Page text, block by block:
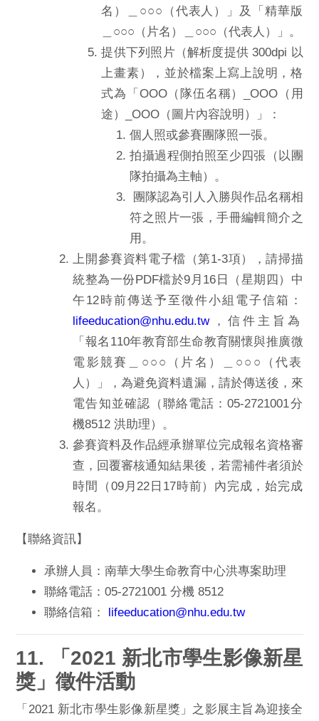
名）＿○○○（代表人）」及「精華版
＿○○○（片名）＿○○○（代表人）」。
提供下列照片（解析度提供 300dpi 以
上畫素）， 並於檔案上寫上說明，格
式為「OOO（隊伍名稱）_OOO（用
途）_OOO（圖片內容說明）」：
個人照或參賽團隊照一張。
拍攝過程側拍照至少四張（以團
隊拍攝為主軸）。
團隊認為引人入勝與作品名稱相
符之照片一張，手冊編輯簡介之
用。
上開參賽資料電子檔（第1-3項），請掃描
統整為一份PDF檔於9月16日（星期四）中
午12時前傳送予至徵件小組電子信箱：
lifeeducation@nhu.edu.tw， 信件主旨為
「報名110年教育部生命教育關懷與推廣微
電影競賽＿ ○○○（片名）＿○○○（代表
人）」，為避免資料遺漏， 請於傳送後，來
電告知並確認（聯絡電話：05-2721001分
機8512 洪助理）。
參賽資料及作品經承辦單位完成報名資格審
查， 回覆審核通知結果後，若需補件者須於
時間（09月22日17時前）內完成，始完成
報名。
【聯絡資訊】
承辦人員：南華大學生命教育中心洪專案助理
聯絡電話：05-2721001 分機 8512
聯絡信箱： lifeeducation@nhu.edu.tw
11. 「2021 新北市學生影像新星
獎」徵件活動
「2021 新北市學生影像新星獎」 之影展主旨為迎接全